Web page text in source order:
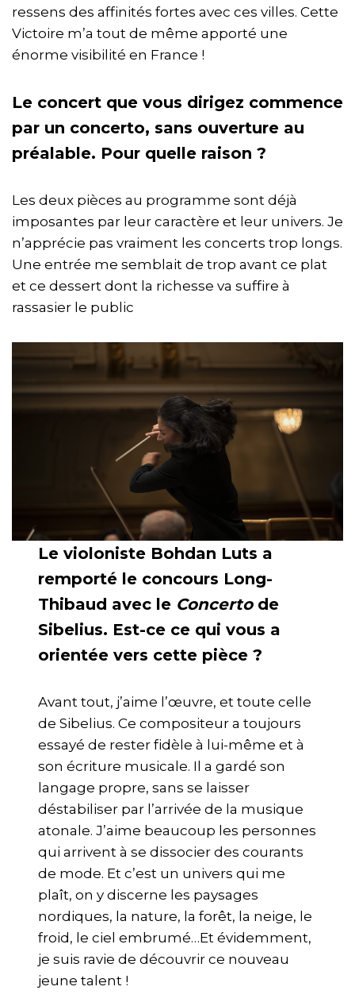
ressens des affinités fortes avec ces villes. Cette
Victoire m’a tout de même apporté une
énorme visibilité en France !
Le concert que vous dirigez commence
par un concerto, sans ouverture au
préalable. Pour quelle raison ?
Les deux pièces au programme sont déjà
imposantes par leur caractère et leur univers. Je
n’apprécie pas vraiment les concerts trop longs.
Une entrée me semblait de trop avant ce plat
et ce dessert dont la richesse va suffire à
rassasier le public
Le violoniste Bohdan Luts a
remporté le concours Long-
Thibaud avec le Concerto de
Sibelius. Est-ce ce qui vous a
orientée vers cette pièce ?
Avant tout, j’aime l’œuvre, et toute celle
de Sibelius. Ce compositeur a toujours
essayé de rester fidèle à lui-même et à
son écriture musicale. Il a gardé son
langage propre, sans se laisser
déstabiliser par l’arrivée de la musique
atonale. J’aime beaucoup les personnes
qui arrivent à se dissocier des courants
de mode. Et c’est un univers qui me
plaît, on y discerne les paysages
nordiques, la nature, la forêt, la neige, le
froid, le ciel embrumé…Et évidemment,
je suis ravie de découvrir ce nouveau
jeune talent !